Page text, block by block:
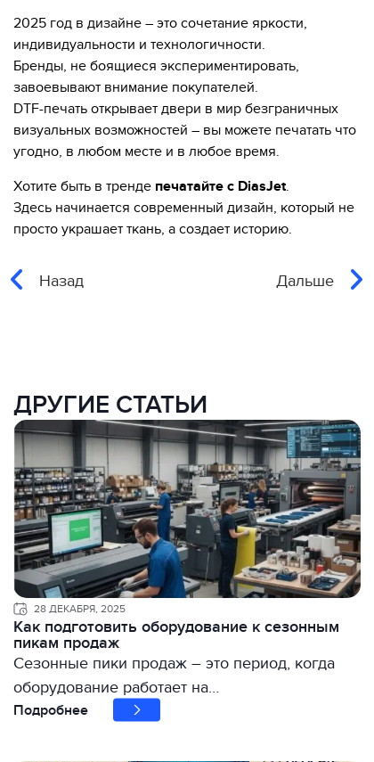
2025 год в дизайне – это сочетание яркости,
индивидуальности и технологичности.
Бренды, не боящиеся экспериментировать,
завоевывают внимание покупателей.
DTF-печать открывает двери в мир безграничных
визуальных возможностей – вы можете печатать что
угодно, в любом месте и в любое время.
Хотите быть в тренде печатайте с DiasJet.
Здесь начинается современный дизайн, который не
просто украшает ткань, а создает историю.
Назад Дальше
ДРУГИЕ СТАТЬИ
28 ДЕКАБРЯ, 2025
Как подготовить оборудование к сезонным
пикам продаж
Сезонные пики продаж – это период, когда
оборудование работает на…
Подробнее